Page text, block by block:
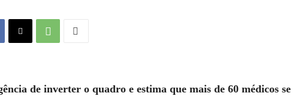
de inverter o quadro e estima que mais de 60 médicos se